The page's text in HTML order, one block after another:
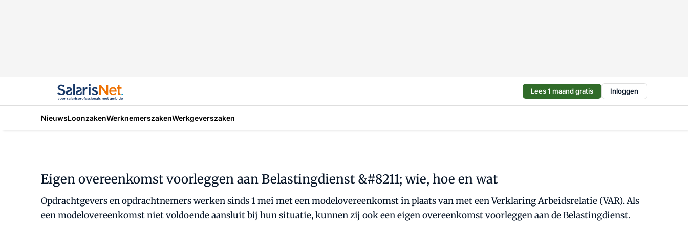
Lees 1 maand gratis Inloggen
NieuwsLoonzakenWerknemerszakenWerkgeverszaken
Eigen overeenkomst voorleggen aan Belastingdienst &#8211; wie, hoe en wat
Opdrachtgevers en opdrachtnemers werken sinds 1 mei met een modelovereenkomst in plaats van met een Verklaring Arbeidsrelatie (VAR). Als
een modelovereenkomst niet voldoende aansluit bij hun situatie, kunnen zij ook een eigen overeenkomst voorleggen aan de Belastingdienst.